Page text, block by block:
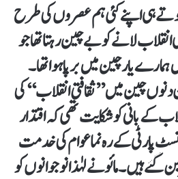
ہوتے ہی اپنے کئی ہم عصروں کی طرح
انقلاب لانے کو بے چین رہتا تھا جو
یار چین میں برپا ہوا تھا۔
چین میں ’’ثقافتی انقلاب‘‘کی
کے بانی کو شکایت تھی کہ اقتدار
پارٹی کے رہ نما عوام کی خدمت
ہیں۔ مائو نے لہٰذا نوجوانوں کو